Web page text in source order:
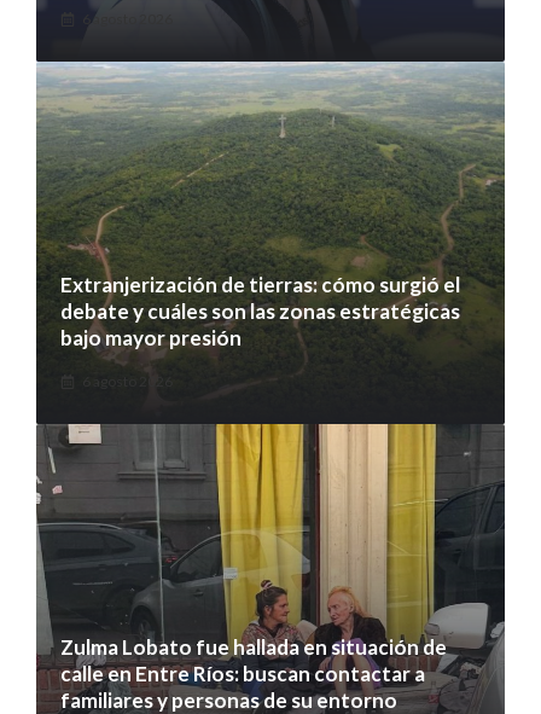
6 agosto 2026
Extranjerización de tierras: cómo surgió el
debate y cuáles son las zonas estratégicas
bajo mayor presión
Zulma Lobato fue hallada en situación de
calle en Entre Ríos: buscan contactar a
familiares y personas de su entorno